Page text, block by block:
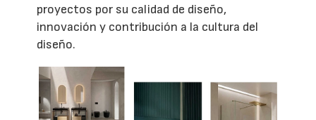
proyectos por su calidad de diseño,
innovación y contribución a la cultura del
diseño.